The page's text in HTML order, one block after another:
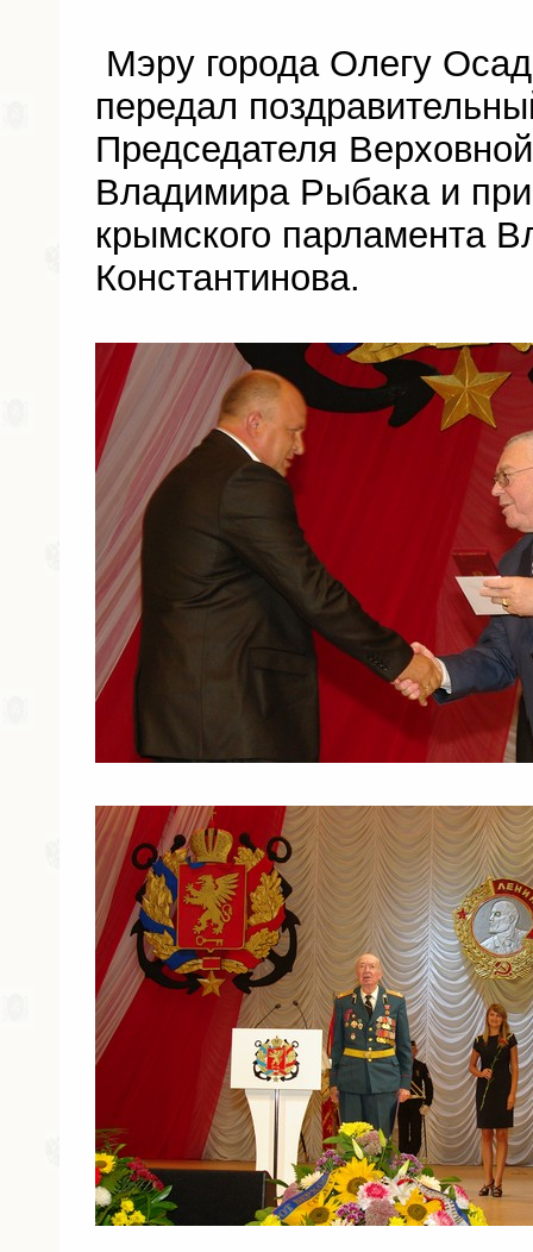
Мэру города Олегу
передал
Председателя
Владимира Рыбака и
крымского парламента
Константинова.